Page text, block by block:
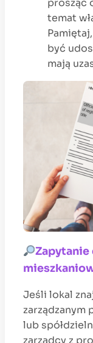
prosząc
temat
być
mają
Jeśli lokal
zarządzanym
lub